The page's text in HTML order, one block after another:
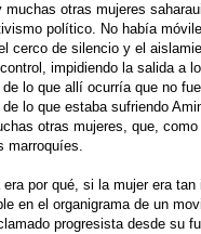
muchas otras mujeres
político. No había
cerco de silencio y el
impidiendo la salida a
lo que allí ocurría que no
lo que estaba sufriendo
otras mujeres, que,
marroquíes.
era por qué, si la mujer era
en el organigrama de un
progresista desde su